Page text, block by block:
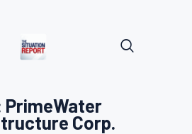
PrimeWater
Corp.